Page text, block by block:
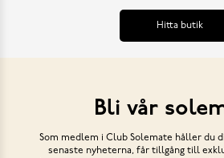
Hitta butik
Bli vår
Som medlem i Club Solemate håller du
senaste nyheterna, får tillgång till